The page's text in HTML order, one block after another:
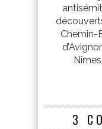
Chemin-
Nîmes
3